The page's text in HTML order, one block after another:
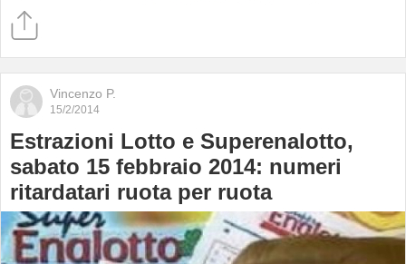
Vincenzo P.
15/2/2014
Estrazioni Lotto e Superenalotto,
sabato 15 febbraio 2014: numeri
ritardatari ruota per ruota